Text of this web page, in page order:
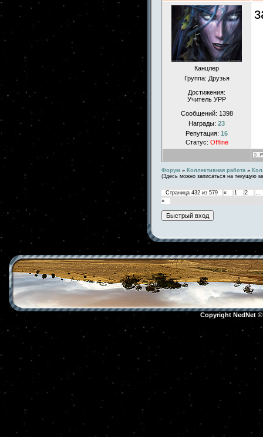
Канцлер
Группа: Друзья
Достижения:
Учитель УРР
Сообщений: 1398
Награды: 23
Репутация: 16
Статус: Offline
Форум » Коллективная работа »
(Здесь можно записаться на текущую
Страница 432 из 579 « 1 2
…
»
Copyright NedNet